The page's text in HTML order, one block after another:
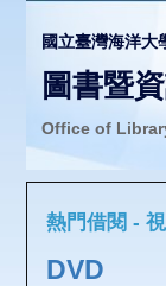
國立臺灣海洋大
圖書暨
Office of
熱門借閱 -
DVD